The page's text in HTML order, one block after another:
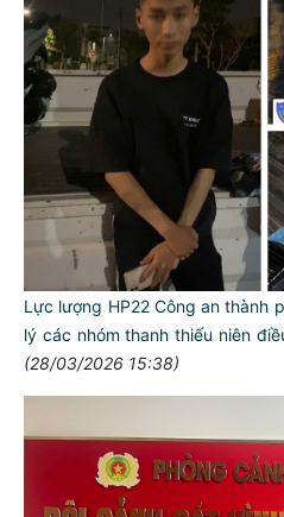
Lực lượng HP22 Công an thành
lý các nhóm thanh thiếu niên
(28/03/2026 15:38)